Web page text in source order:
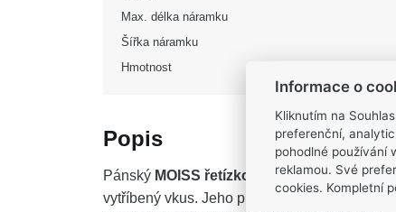
Max. délka náramku
Šířka náramku
Hmotnost
Popis
Pánský MOISS řetízkový náramek ze
vytříbený vkus. Jeho propracovaná
Informace o
Kliknutím na
preferenční,
pohodlné používání
reklamou. Své
cookies. Kompletní